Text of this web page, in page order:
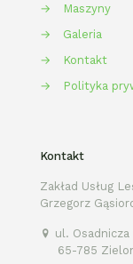
→
Maszyny
→
Galeria
→
Kontakt
→
Polityka
Kontakt
Zakład Usług
Grzegorz
ul. Osadnicza
65-785